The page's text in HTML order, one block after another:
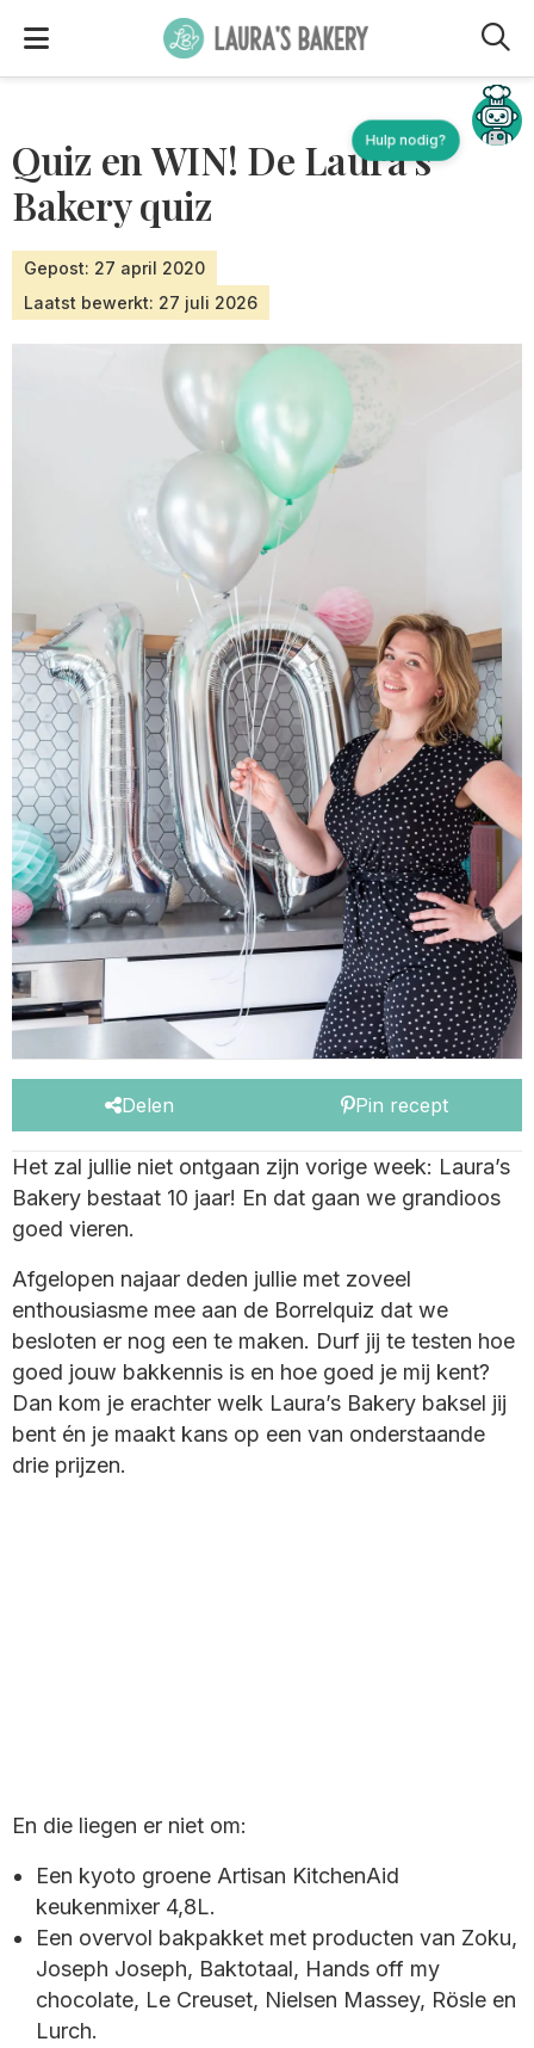
Quiz en WIN! De Laura’s
Bakery quiz
Gepost: 27 april 2020
Laatst bewerkt: 27 juli 2026
Delen Pin recept
Het zal jullie niet ontgaan zijn vorige week: Laura’s
Bakery bestaat 10 jaar! En dat gaan we grandioos
goed vieren.
Afgelopen najaar deden jullie met zoveel
enthousiasme mee aan de Borrelquiz dat we
besloten er nog een te maken. Durf jij te testen hoe
goed jouw bakkennis is en hoe goed je mij kent?
Dan kom je erachter welk Laura’s Bakery baksel jij
bent én je maakt kans op een van onderstaande
drie prijzen.
En die liegen er niet om:
Een kyoto groene Artisan KitchenAid
keukenmixer 4,8L.
Een overvol bakpakket met producten van Zoku,
Joseph Joseph, Baktotaal, Hands off my
chocolate, Le Creuset, Nielsen Massey, Rösle en
Lurch.
Hulp nodig?